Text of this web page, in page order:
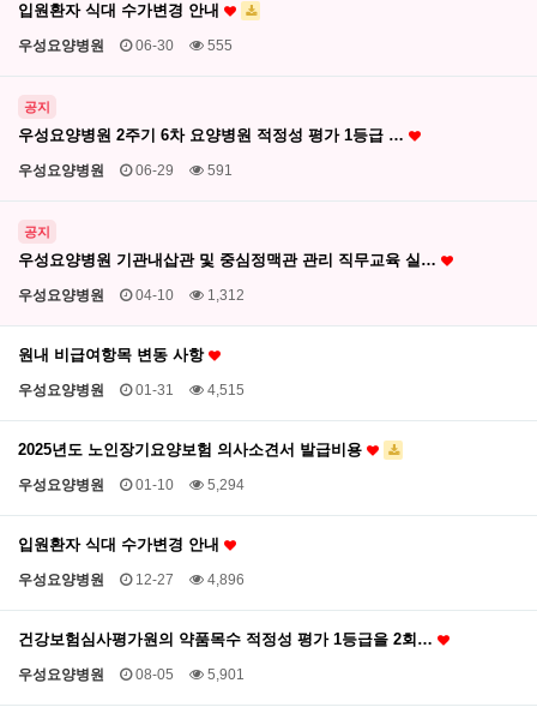
입원환자 식대 수가변경 안내
우성요양병원 06-30 555
공지
우성요양병원 2주기 6차 요양병원 적정성 평가 1등급 …
우성요양병원 06-29 591
공지
우성요양병원 기관내삽관 및 중심정맥관 관리 직무교육 실…
우성요양병원 04-10 1,312
원내 비급여항목 변동 사항
우성요양병원 01-31 4,515
2025년도 노인장기요양보험 의사소견서 발급비용
우성요양병원 01-10 5,294
입원환자 식대 수가변경 안내
우성요양병원 12-27 4,896
건강보험심사평가원의 약품목수 적정성 평가 1등급을 2회…
우성요양병원 08-05 5,901